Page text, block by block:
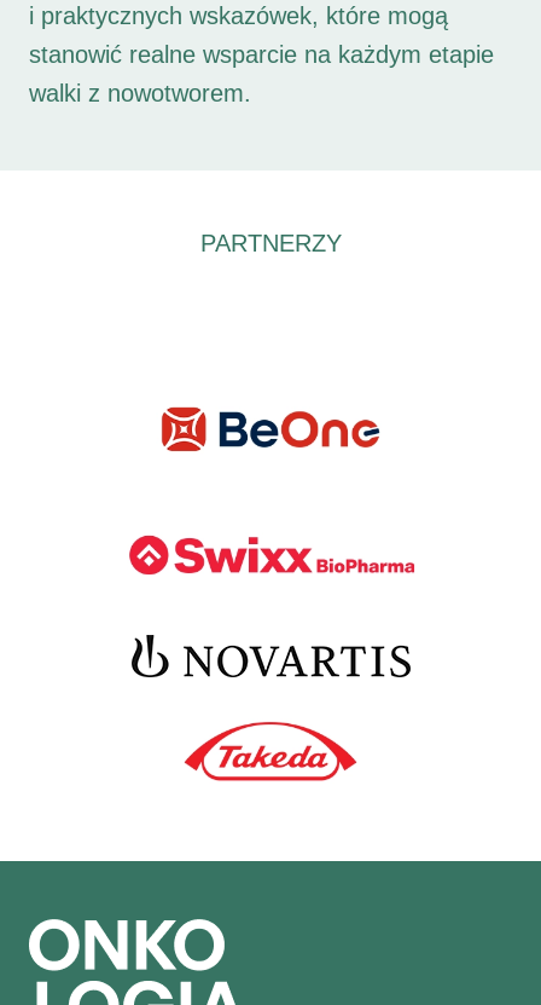
i praktycznych wskazówek, które mogą
stanowić realne wsparcie na każdym etapie
walki z nowotworem.
PARTNERZY